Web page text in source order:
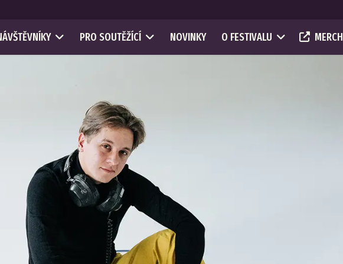
PRO SOUTĚŽÍCÍ NOVINKY O FESTIVALU MERCH